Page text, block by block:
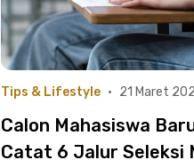
Tips & Lifestyle • 21 Maret
Calon Mahasiswa
Catat 6 Jalur Seleksi